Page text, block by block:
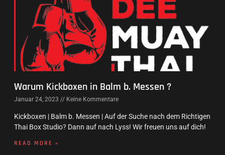
Warum Kickboxen in Balm b. Messen ?
Januar 24, 2023 Keine Kommentare
Kickboxen | Balm b. Messen | Auf der Suche nach dem Richtigen
Thai Box Studio? Dann auf nach Lyss! Wir freuen uns auf dich!
READ MORE »